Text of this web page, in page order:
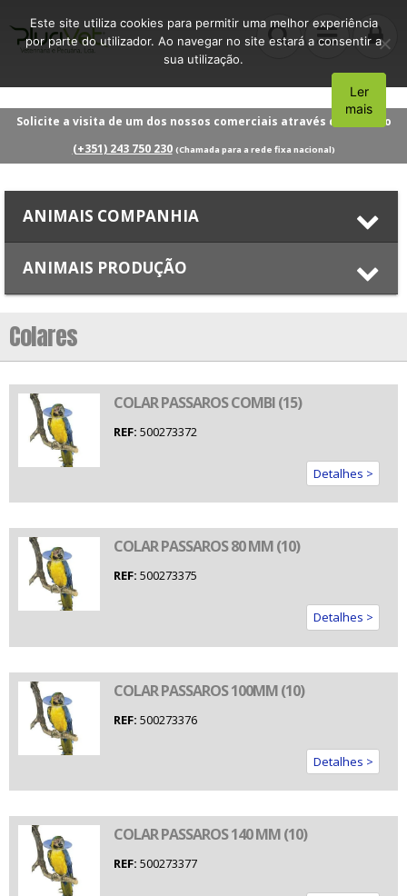
Solicite a visita de um dos nossos comerciais através do número
(+351) 243 750 230 (Chamada para a rede fixa nacional)
ANIMAIS COMPANHIA
ANIMAIS PRODUÇÃO
Colares
COLAR PASSAROS COMBI (15)
REF: 500273372
Detalhes >
COLAR PASSAROS 80 MM (10)
REF: 500273375
Detalhes >
COLAR PASSAROS 100MM (10)
REF: 500273376
Detalhes >
COLAR PASSAROS 140 MM (10)
REF: 500273377
Este site utiliza cookies para permitir uma melhor experiência
por parte do utilizador. Ao navegar no site estará a consentir a
sua utilização.
Aceito
Ler
mais